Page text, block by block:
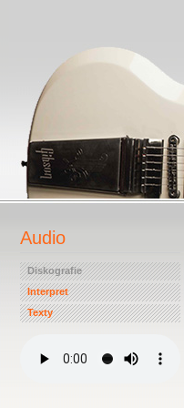
Audio
Diskografie
Interpret
Texty